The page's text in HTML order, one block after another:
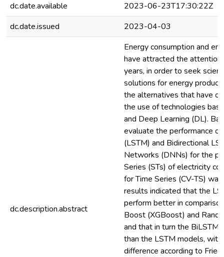
dc.date.available
2023-06-23T17:30:22Z
dc.date.issued
2023-04-03
dc.description.abstract
Energy consumption and
have attracted the attention
years, in order to seek
solutions for energy
the alternatives that have
the use of technologies
and Deep Learning (DL).
evaluate the performance
(LSTM) and Bidirectional
Networks (DNNs) for the
Series (STs) of electricity
for Time Series (CV-TS)
results indicated that the
perform better in
Boost (XGBoost) and
and that in turn the
than the LSTM models,
difference according to